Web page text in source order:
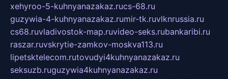
xehyroo-5-kuhnyanazakaz.rucs-68.ru
guzywia-4-kuhnyanazakaz.rumir-tk.ruvlknrussia.ru
cs68.ruvladivostok-map.ruvideo-seks.rubankaribi.ru
raszar.ruvskrytie-zamkov-moskva113.ru
lipetsktelecom.rutovudyi4kuhnyanazakaz.ru
seksuzb.ruguzywia4kuhnyanazakaz.ru